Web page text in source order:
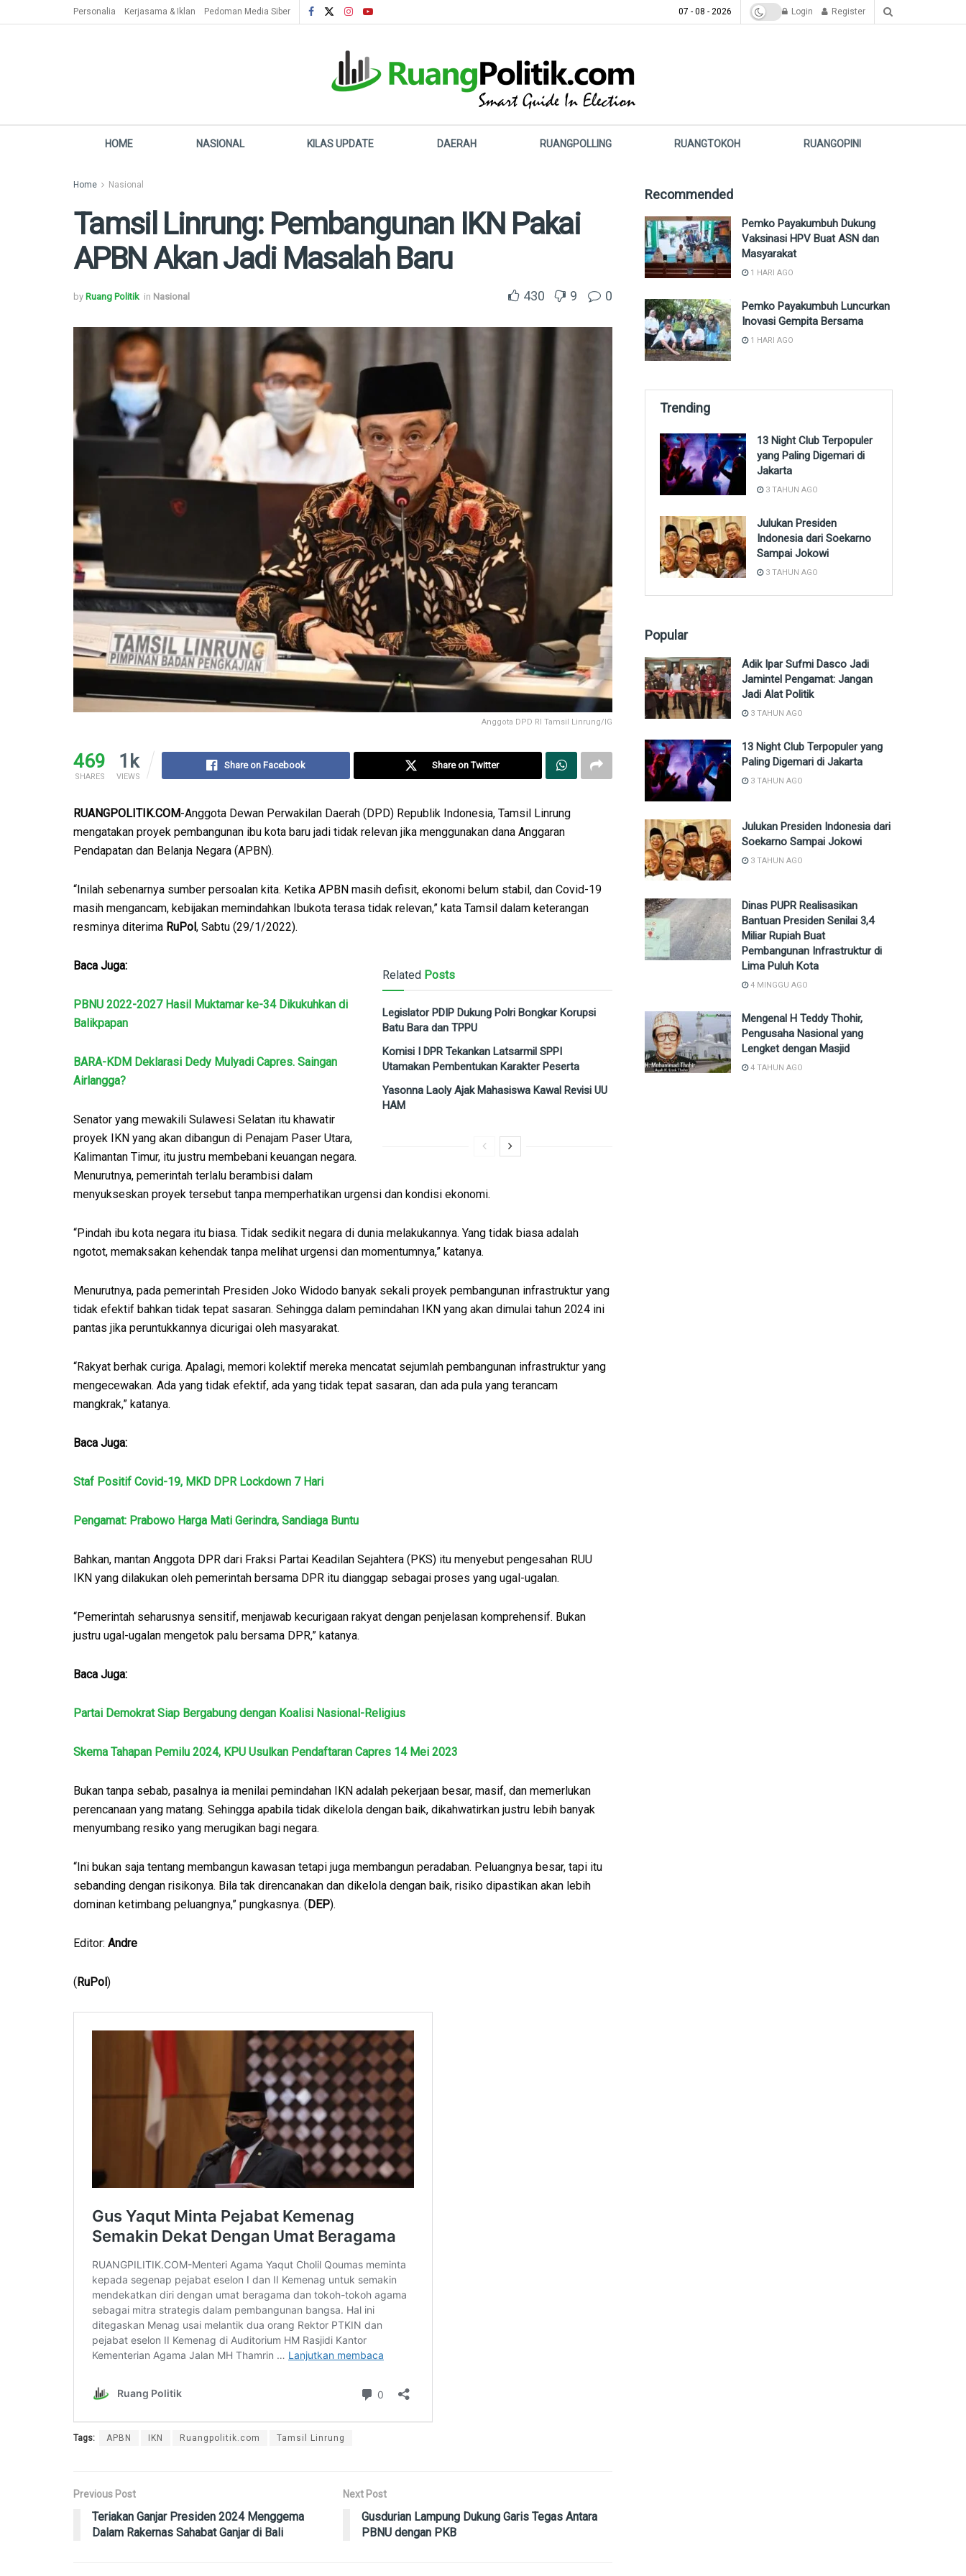
Personalia Kerjasama & Iklan Pedoman Media Siber 07 - 08 - 2026 Login Register
HOME NASIONAL KILAS UPDATE DAERAH RUANGPOLLING RUANGTOKOH RUANGOPINI
Home Nasional
Tamsil Linrung: Pembangunan IKN Pakai
APBN Akan Jadi Masalah Baru
by Ruang Politik in Nasional 430 9 0
Anggota DPD RI Tamsil Linrung/IG
469
SHARES
1k
VIEWS
Share on Facebook Share on Twitter
RUANGPOLITIK.COM-Anggota Dewan Perwakilan Daerah (DPD) Republik Indonesia, Tamsil Linrung
mengatakan proyek pembangunan ibu kota baru jadi tidak relevan jika menggunakan dana Anggaran
Pendapatan dan Belanja Negara (APBN).
“Inilah sebenarnya sumber persoalan kita. Ketika APBN masih defisit, ekonomi belum stabil, dan Covid-19
masih mengancam, kebijakan memindahkan Ibukota terasa tidak relevan,” kata Tamsil dalam keterangan
resminya diterima RuPol, Sabtu (29/1/2022).
Related Posts
Legislator PDIP Dukung Polri Bongkar Korupsi
Batu Bara dan TPPU
Komisi I DPR Tekankan Latsarmil SPPI
Utamakan Pembentukan Karakter Peserta
Yasonna Laoly Ajak Mahasiswa Kawal Revisi UU
HAM
Baca Juga:
PBNU 2022-2027 Hasil Muktamar ke-34 Dikukuhkan di
Balikpapan
BARA-KDM Deklarasi Dedy Mulyadi Capres. Saingan
Airlangga?
Senator yang mewakili Sulawesi Selatan itu khawatir
proyek IKN yang akan dibangun di Penajam Paser Utara,
Kalimantan Timur, itu justru membebani keuangan negara.
Menurutnya, pemerintah terlalu berambisi dalam
menyukseskan proyek tersebut tanpa memperhatikan urgensi dan kondisi ekonomi.
“Pindah ibu kota negara itu biasa. Tidak sedikit negara di dunia melakukannya. Yang tidak biasa adalah
ngotot, memaksakan kehendak tanpa melihat urgensi dan momentumnya,” katanya.
Menurutnya, pada pemerintah Presiden Joko Widodo banyak sekali proyek pembangunan infrastruktur yang
tidak efektif bahkan tidak tepat sasaran. Sehingga dalam pemindahan IKN yang akan dimulai tahun 2024 ini
pantas jika peruntukkannya dicurigai oleh masyarakat.
“Rakyat berhak curiga. Apalagi, memori kolektif mereka mencatat sejumlah pembangunan infrastruktur yang
mengecewakan. Ada yang tidak efektif, ada yang tidak tepat sasaran, dan ada pula yang terancam
mangkrak,” katanya.
Baca Juga:
Staf Positif Covid-19, MKD DPR Lockdown 7 Hari
Pengamat: Prabowo Harga Mati Gerindra, Sandiaga Buntu
Bahkan, mantan Anggota DPR dari Fraksi Partai Keadilan Sejahtera (PKS) itu menyebut pengesahan RUU
IKN yang dilakukan oleh pemerintah bersama DPR itu dianggap sebagai proses yang ugal-ugalan.
“Pemerintah seharusnya sensitif, menjawab kecurigaan rakyat dengan penjelasan komprehensif. Bukan
justru ugal-ugalan mengetok palu bersama DPR,” katanya.
Baca Juga:
Partai Demokrat Siap Bergabung dengan Koalisi Nasional-Religius
Skema Tahapan Pemilu 2024, KPU Usulkan Pendaftaran Capres 14 Mei 2023
Bukan tanpa sebab, pasalnya ia menilai pemindahan IKN adalah pekerjaan besar, masif, dan memerlukan
perencanaan yang matang. Sehingga apabila tidak dikelola dengan baik, dikahwatirkan justru lebih banyak
menyumbang resiko yang merugikan bagi negara.
“Ini bukan saja tentang membangun kawasan tetapi juga membangun peradaban. Peluangnya besar, tapi itu
sebanding dengan risikonya. Bila tak direncanakan dan dikelola dengan baik, risiko dipastikan akan lebih
dominan ketimbang peluangnya,” pungkasnya. (DEP).
Editor: Andre
(RuPol)
Tags: APBN IKN Ruangpolitik.com Tamsil Linrung
Previous Post
Teriakan Ganjar Presiden 2024 Menggema
Dalam Rakernas Sahabat Ganjar di Bali
Next Post
Gusdurian Lampung Dukung Garis Tegas Antara
PBNU dengan PKB
Recommended
Pemko Payakumbuh Dukung
Vaksinasi HPV Buat ASN dan
Masyarakat
1 HARI AGO
Pemko Payakumbuh Luncurkan
Inovasi Gempita Bersama
1 HARI AGO
Trending
13 Night Club Terpopuler
yang Paling Digemari di
Jakarta
3 TAHUN AGO
Julukan Presiden
Indonesia dari Soekarno
Sampai Jokowi
3 TAHUN AGO
Popular
Adik Ipar Sufmi Dasco Jadi
Jamintel Pengamat: Jangan
Jadi Alat Politik
3 TAHUN AGO
13 Night Club Terpopuler yang
Paling Digemari di Jakarta
3 TAHUN AGO
Julukan Presiden Indonesia dari
Soekarno Sampai Jokowi
3 TAHUN AGO
Dinas PUPR Realisasikan
Bantuan Presiden Senilai 3,4
Miliar Rupiah Buat
Pembangunan Infrastruktur di
Lima Puluh Kota
4 MINGGU AGO
Mengenal H Teddy Thohir,
Pengusaha Nasional yang
Lengket dengan Masjid
4 TAHUN AGO